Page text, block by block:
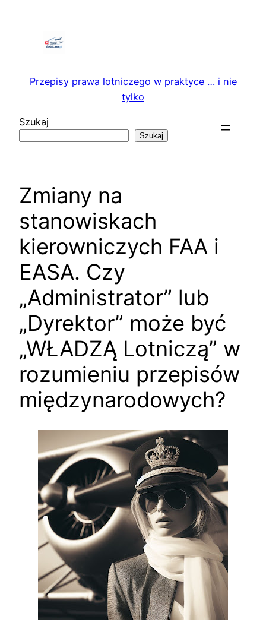
Przepisy prawa lotniczego w praktyce … i nie
tylko
Szukaj
Szukaj
Zmiany na
stanowiskach
kierowniczych FAA i
EASA. Czy
„Administrator” lub
„Dyrektor” może być
„WŁADZĄ Lotniczą” w
rozumieniu przepisów
międzynarodowych?